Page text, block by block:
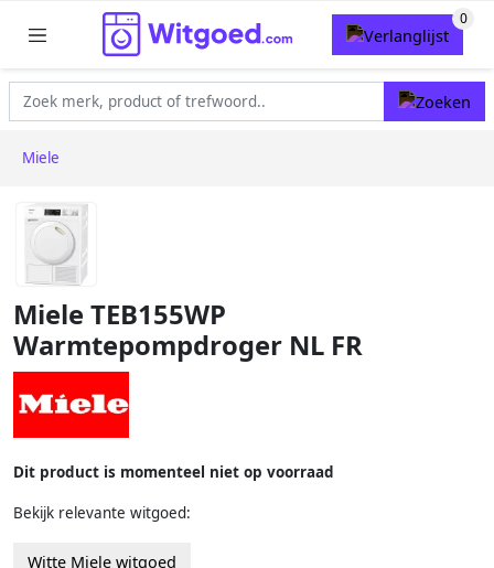
Miele
Miele TEB155WP
Warmtepompdroger NL FR
Dit product is momenteel niet op voorraad
Bekijk relevante witgoed:
Witte Miele witgoed